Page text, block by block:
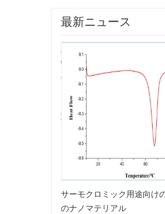
最新ニュース
サーモクロミック用途向け
のナノマテリアル
性電子ペーストフレーク
ペースト、導電性ゴム、
性インク、導電性銀ペイ
などに広く使用されてい
電性フレーク銀粉末。
低遮蔽密度
を使用した電
電磁遮蔽は
ク状銀粉末を